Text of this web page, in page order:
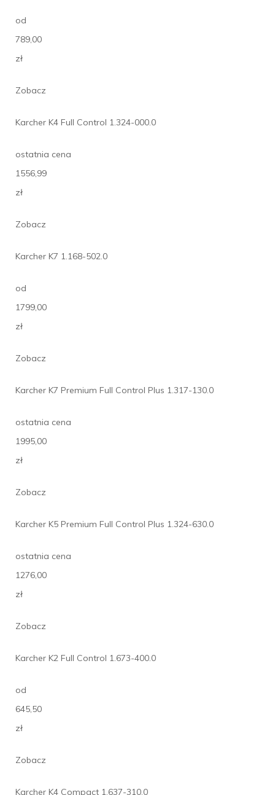
od
789,00
zł
Zobacz
Karcher K4 Full Control 1.324-000.0
ostatnia cena
1556,99
zł
Zobacz
Karcher K7 1.168-502.0
od
1799,00
zł
Zobacz
Karcher K7 Premium Full Control Plus 1.317-130.0
ostatnia cena
1995,00
zł
Zobacz
Karcher K5 Premium Full Control Plus 1.324-630.0
ostatnia cena
1276,00
zł
Zobacz
Karcher K2 Full Control 1.673-400.0
od
645,50
zł
Zobacz
Karcher K4 Compact 1.637-310.0